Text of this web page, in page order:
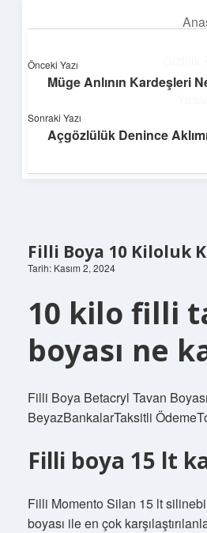
Topluluk
Filli Boya 10 Kiloluk
Tarih: Kasım 2, 2024
10 kilo filli
boyası ne
Filli Boya Betacryl Tavan
BeyazBankalarTaksitli
Filli boya 15 lt
Filli Momento Silan 15 lt
boyası ile en çok
Önceki Yazı
Müge Anlının Kardeşleri
Sonraki Yazı
Açgözlülük Denince